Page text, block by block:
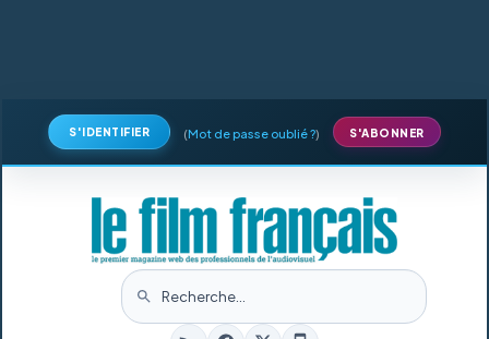
S'IDENTIFIER (Mot de passe oublié ?) S'ABONNER